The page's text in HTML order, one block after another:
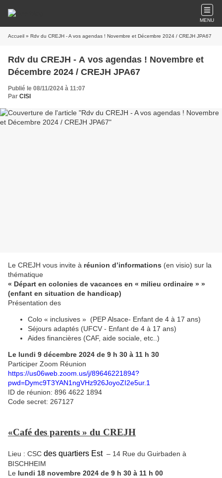
MENU
Accueil » Rdv du CREJH - A vos agendas ! Novembre et Décembre 2024 / CREJH JPA67
Rdv du CREJH - A vos agendas ! Novembre et
Décembre 2024 / CREJH JPA67
Publié le 08/11/2024 à 11:07
Par CISI
Le CREJH vous invite à réunion d’informations (en visio) sur la
thématique
« Départ en colonies de vacances en « milieu ordinaire » »
(enfant en situation de handicap)
Présentation des
Colo « inclusives » (PEP Alsace- Enfant de 4 à 17 ans)
Séjours adaptés (UFCV - Enfant de 4 à 17 ans)
Aides financières (CAF, aide sociale, etc..)
Le lundi 9 décembre 2024 de 9 h 30 à 11 h 30
Participer Zoom Réunion
https://us06web.zoom.us/j/89646221894?
pwd=Dymc9T3YAN1ngVHz926JoyoZI2e5ur.1
ID de réunion: 896 4622 1894
Code secret: 267127
«Café des parents » du CREJH
Lieu : CSC des quartiers Est– 14 Rue du Guirbaden à
BISCHHEIM
Le lundi 18 novembre 2024 de 9 h 30 à 11 h 00